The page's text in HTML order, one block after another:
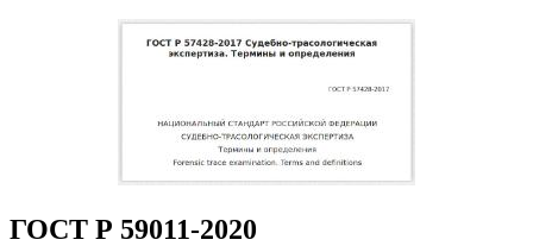
ГОСТ Р 59011-2020